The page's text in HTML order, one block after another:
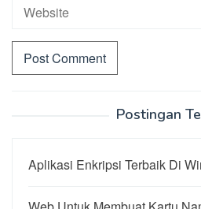
Postingan
Aplikasi Enkripsi Terbaik Di